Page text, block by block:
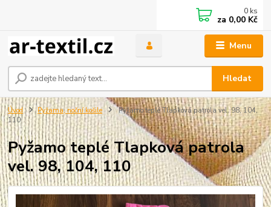
Menu
Hledat
0 ks
za 0,00 Kč
Úvod Pyžama, noční košile
Pyžamo teplé Tlapková patrola vel. 98, 104,
110
Pyžamo teplé Tlapková patrola
vel. 98, 104, 110